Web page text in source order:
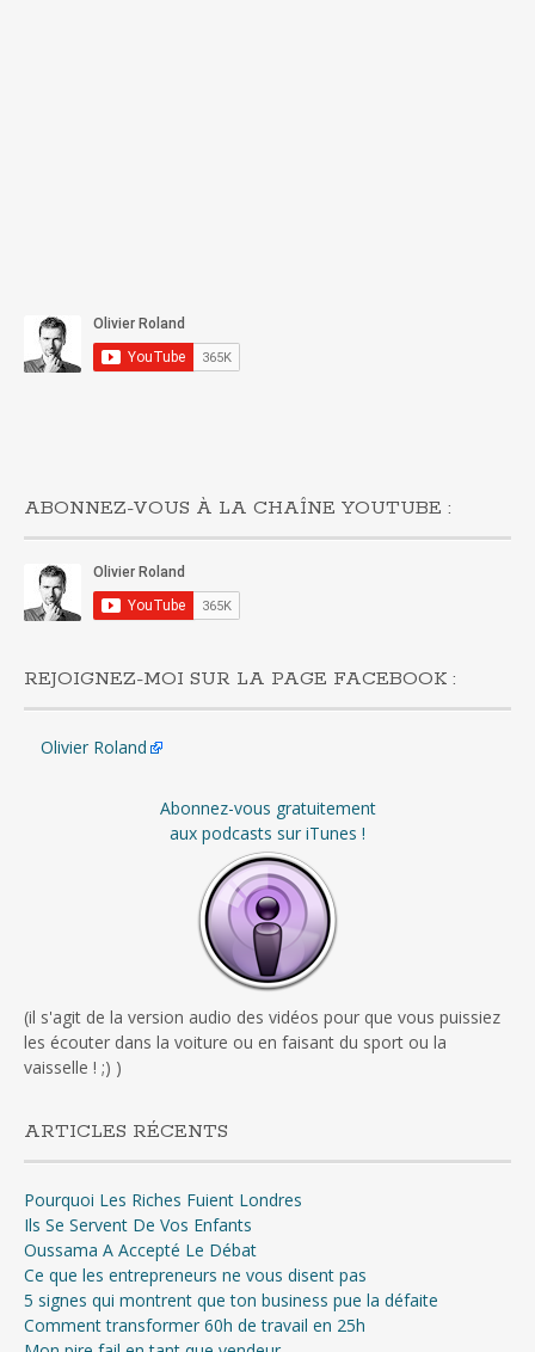
ABONNEZ-VOUS À LA CHAÎNE YOUTUBE :
REJOIGNEZ-MOI SUR LA PAGE FACEBOOK :
Olivier Roland
Abonnez-vous gratuitement
aux podcasts sur iTunes !
(il s'agit de la version audio des vidéos pour que vous puissiez
les écouter dans la voiture ou en faisant du sport ou la
vaisselle ! ;) )
ARTICLES RÉCENTS
Pourquoi Les Riches Fuient Londres
Ils Se Servent De Vos Enfants
Oussama A Accepté Le Débat
Ce que les entrepreneurs ne vous disent pas
5 signes qui montrent que ton business pue la défaite
Comment transformer 60h de travail en 25h